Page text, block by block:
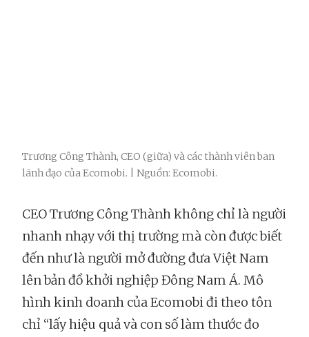
Trương Công Thành, CEO (giữa) và các thành viên ban
lãnh đạo của Ecomobi. | Nguồn: Ecomobi.
CEO Trương Công Thành không chỉ là người
nhanh nhạy với thị trường mà còn được biết
đến như là người mở đường đưa Việt Nam
lên bản đồ khởi nghiệp Đông Nam Á. Mô
hình kinh doanh của Ecomobi đi theo tôn
chỉ “lấy hiệu quả và con số làm thước đo